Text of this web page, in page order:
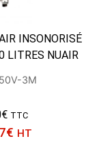
INSONORISÉ
LITRES NUAIR
3M
€ TTC
€ HT